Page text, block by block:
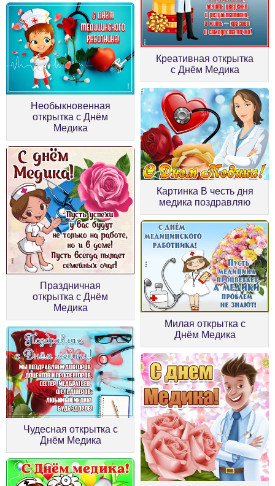
Необыкновенная
открытка с Днём
Медика
Креативная открытка
с Днём Медика
Праздничная
открытка с Днём
Медика
Картинка В честь дня
медика поздравляю
Чудесная открытка с
Днём Медика
Милая открытка с
Днём Медика